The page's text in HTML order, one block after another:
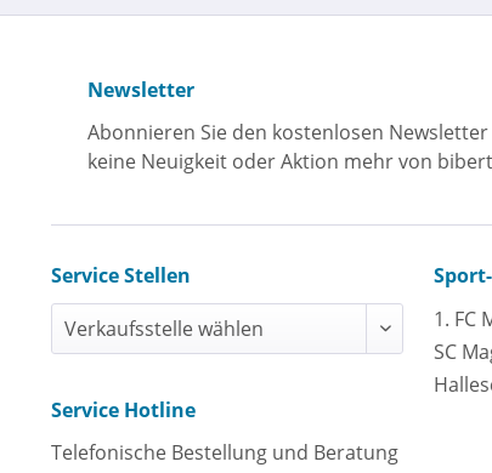
Newsletter
Abonnieren Sie den kostenlosen
keine Neuigkeit oder Aktion mehr von
Service Stellen
Service Hotline
Telefonische Bestellung und Beratung
1. FC
SC